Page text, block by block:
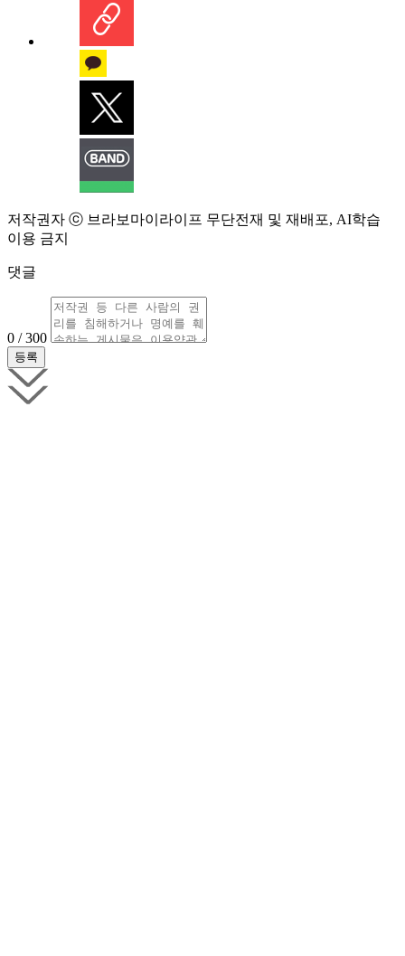
저작권자 ⓒ 브라보마이라이프 무단전재 및 재배포, AI학습
이용 금지
댓글
0 / 300